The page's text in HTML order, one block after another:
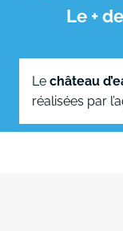
Le +
Le château
réalisées par